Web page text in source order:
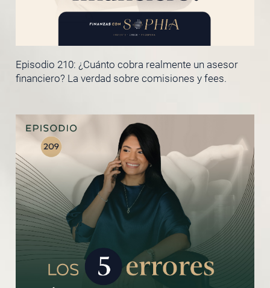
Episodio 210: ¿Cuánto cobra realmente un asesor
financiero? La verdad sobre comisiones y fees.